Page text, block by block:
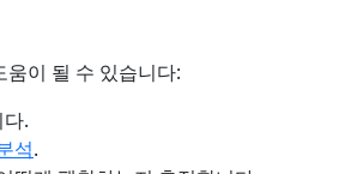
이 될 수 있습니다:
.
석.